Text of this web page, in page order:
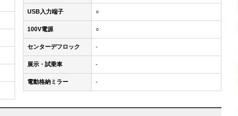
USB入力端子 ○
100V電源 ○
センターデフロック -
展示・試乗車 -
電動格納ミラー -